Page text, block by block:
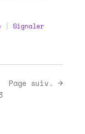
| Signaler
Page suiv.